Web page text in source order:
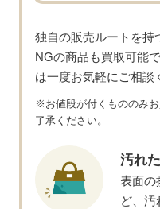
独⾃の販売ルートを持
NGの商品も買取可能で
は⼀度お気軽にご相談
※お値段が付くもののみ
了承ください。
汚れ
表⾯の
ど、汚